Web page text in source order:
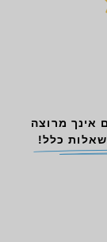
אינך מרוצה
שאלות כלל!